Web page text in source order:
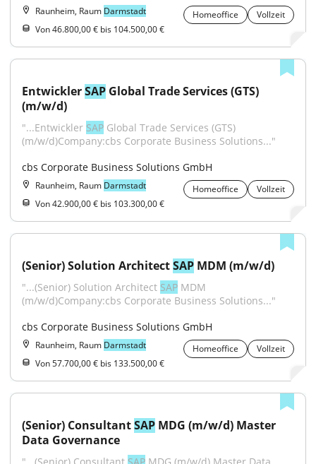
Raunheim, Raum Darmstadt Homeoffice
Vollzeit
Von 46.800,00 € bis 104.500,00 €
Entwickler SAP Global Trade Services (GTS)
(m/w/d)
"...Entwickler SAP Global Trade Services (GTS)
(m/w/d)Company:cbs Corporate Business Solutions..."
cbs Corporate Business Solutions GmbH
Raunheim, Raum Darmstadt Homeoffice
Vollzeit
Von 42.900,00 € bis 103.300,00 €
(Senior) Solution Architect SAP MDM (m/w/d)
"...(Senior) Solution Architect SAP MDM
(m/w/d)Company:cbs Corporate Business Solutions..."
cbs Corporate Business Solutions GmbH
Raunheim, Raum Darmstadt Homeoffice
Vollzeit
Von 57.700,00 € bis 133.500,00 €
(Senior) Consultant SAP MDG (m/w/d) Master
Data Governance